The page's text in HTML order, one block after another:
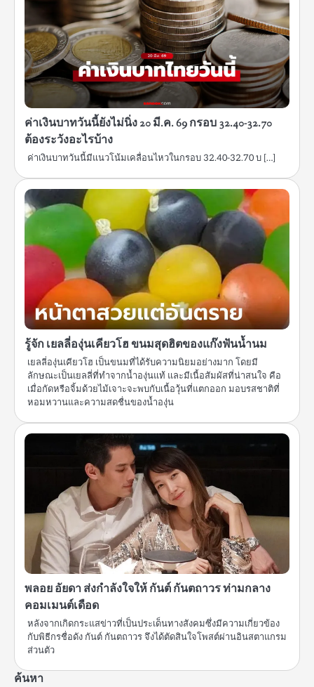
ค่าเงินบาทวันนี้ยังไม่นิ่ง 20 มี.ค. 69 กรอบ 32.40-32.70
ต้องระวังอะไรบ้าง
ค่าเงินบาทวันนี้มีแนวโน้มเคลื่อนไหวในกรอบ 32.40-32.70 บ […]
รู้จัก เยลลี่องุ่นเคียวโฮ ขนมสุดฮิตของแก๊งฟันน้ำนม
เยลลี่องุ่นเคียวโฮ เป็นขนมที่ได้รับความนิยมอย่างมาก โดยมี
ลักษณะเป็นเยลลี่ที่ทำจากน้ำองุ่นแท้ และมีเนื้อสัมผัสที่น่าสนใจ คือ
เมื่อกัดหรือจิ้มด้วยไม้เจาะจะพบกับเนื้อวุ้นที่แตกออก มอบรสชาติที่
หอมหวานและความสดชื่นของน้ำองุ่น
พลอย อัยดา ส่งกำลังใจให้ กันต์ กันตถาวร ท่ามกลาง
คอมเมนต์เดือด
หลังจากเกิดกระแสข่าวที่เป็นประเด็นทางสังคมซึ่งมีความเกี่ยวข้อง
กับพิธีกรชื่อดัง กันต์ กันตถาวร จึงได้ตัดสินใจโพสต์ผ่านอินสตาแกรม
ส่วนตัว
ค้นหา